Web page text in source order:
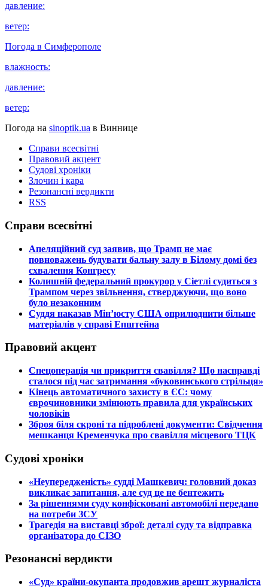
давление:
ветер:
Погода в Симферополе
влажность:
давление:
ветер:
Погода на sinoptik.ua в Виннице
Справи всесвітні
Правовий акцент
Судові хроніки
Злочин і кара
Резонансні вердикти
RSS
Справи всесвітні
​Апеляційний суд заявив, що Трамп не має
повноважень будувати бальну залу в Білому домі без
схвалення Конгресу
​Колишній федеральний прокурор у Сіетлі судиться з
Трампом через звільнення, стверджуючи, що воно
було незаконним
​Суддя наказав Мін’юсту США оприлюднити більше
матеріалів у справі Епштейна
Правовий акцент
​Спецоперація чи прикриття свавілля? Що насправді
сталося під час затримання «буковинського стрільця»
​Кінець автоматичного захисту в ЄС: чому
єврочиновники змінюють правила для українських
чоловіків
​Зброя біля скроні та підроблені документи: Свідчення
мешканця Кременчука про свавілля місцевого ТЦК
Судові хроніки
​«Неупередженість» судді Машкевич: головний доказ
викликає запитання, але суд це не бентежить
​За рішеннями суду конфісковані автомобілі передано
на потреби ЗСУ
​Трагедія на виставці зброї: деталі суду та відправка
організатора до СІЗО
Резонансні вердикти
​«Суд» країни-окупанта продовжив арешт журналіста